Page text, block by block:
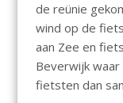
de reünie
wind op de
aan Zee en
Beverwijk
fietsten dan